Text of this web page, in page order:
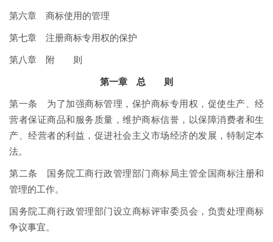
第六章 商标使用的管理
第七章 注册商标专用权的保护
第八章 附 则
第一章 总 则
第一条 为了加强商标管理，保护商标专用权，促使生产、经
营者保证商品和服务质量，维护商标信誉，以保障消费者和生
产、经营者的利益，促进社会主义市场经济的发展，特制定本
法。
第二条 国务院工商行政管理部门商标局主管全国商标注册和
管理的工作。
国务院工商行政管理部门设立商标评审委员会，负责处理商标
争议事宜。